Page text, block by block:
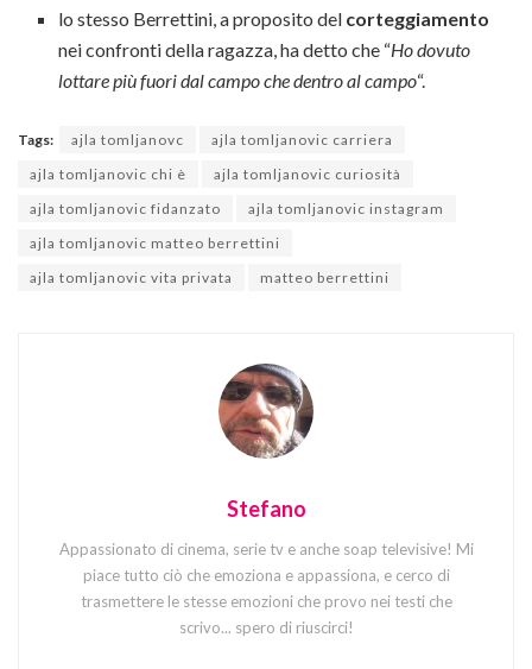
lo stesso Berrettini, a proposito del corteggiamento
nei confronti della ragazza, ha detto che “Ho dovuto
lottare più fuori dal campo che dentro al campo“.
Tags: ajla tomljanovc
ajla tomljanovic carriera
ajla tomljanovic chi è
ajla tomljanovic curiosità
ajla tomljanovic fidanzato
ajla tomljanovic instagram
ajla tomljanovic matteo berrettini
ajla tomljanovic vita privata
matteo berrettini
Stefano
Appassionato di cinema, serie tv e anche soap televisive! Mi
piace tutto ciò che emoziona e appassiona, e cerco di
trasmettere le stesse emozioni che provo nei testi che
scrivo... spero di riuscirci!